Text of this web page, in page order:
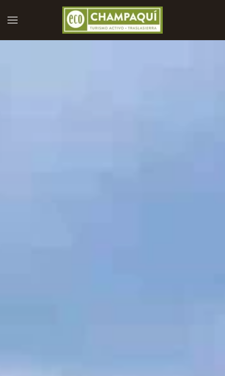
Skip to main content